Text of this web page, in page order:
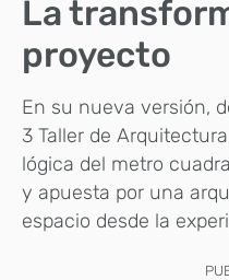
La
proyecto
En su nueva versión,
3 Taller de
lógica del metro
y apuesta por una
espacio desde la